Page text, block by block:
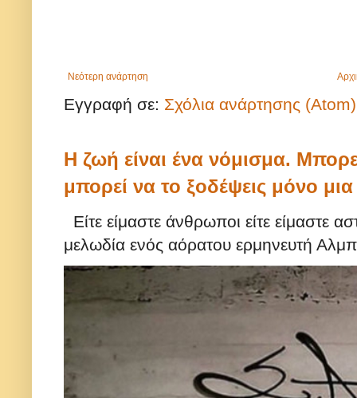
Νεότερη ανάρτηση
Εγγραφή σε: Σχόλια ανάρτησης (Atom)
Η ζωή είναι ένα νόμισμα.
μπορεί να το ξοδέψεις μόνο
Είτε είμαστε άνθρωποι είτε είμαστε
μελωδία ενός αόρατου ερμηνευτή